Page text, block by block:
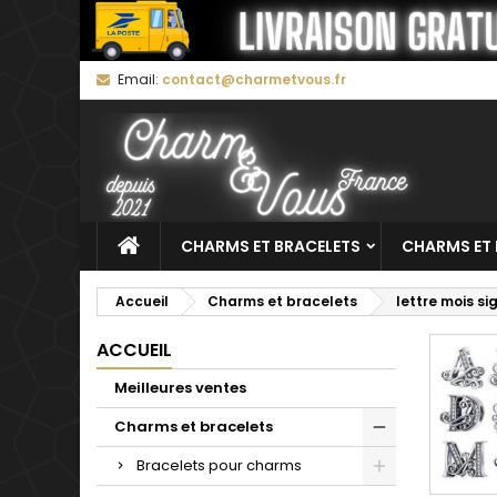
Email: contact@charmetvous.fr
CHARMS ET BRACELETS CHARMS ET
Accueil Charms et bracelets lettre mois
ACCUEIL
Meilleures ventes
Charms et bracelets
Bracelets pour charms